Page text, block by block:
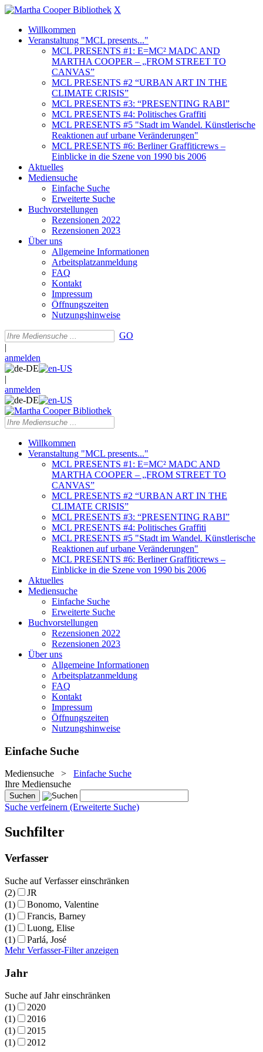
X
Willkommen
Veranstaltung "MCL presents..."
MCL PRESENTS #1: E=MC² MADC AND
MARTHA COOPER – „FROM STREET TO
CANVAS”
MCL PRESENTS #2 “URBAN ART IN THE
CLIMATE CRISIS”
MCL PRESENTS #3: “PRESENTING RABI”
MCL PRESENTS #4: Politisches Graffiti
MCL PRESENTS #5 "Stadt im Wandel. Künstlerische
Reaktionen auf urbane Veränderungen"
MCL PRESENTS #6: Berliner Graffiticrews –
Einblicke in die Szene von 1990 bis 2006
Aktuelles
Mediensuche
Einfache Suche
Erweiterte Suche
Buchvorstellungen
Rezensionen 2022
Rezensionen 2023
Über uns
Allgemeine Informationen
Arbeitsplatzanmeldung
FAQ
Kontakt
Impressum
Öffnungszeiten
Nutzungshinweise
GO
|
anmelden
|
anmelden
Willkommen
Veranstaltung "MCL presents..."
MCL PRESENTS #1: E=MC² MADC AND
MARTHA COOPER – „FROM STREET TO
CANVAS”
MCL PRESENTS #2 “URBAN ART IN THE
CLIMATE CRISIS”
MCL PRESENTS #3: “PRESENTING RABI”
MCL PRESENTS #4: Politisches Graffiti
MCL PRESENTS #5 "Stadt im Wandel. Künstlerische
Reaktionen auf urbane Veränderungen"
MCL PRESENTS #6: Berliner Graffiticrews –
Einblicke in die Szene von 1990 bis 2006
Aktuelles
Mediensuche
Einfache Suche
Erweiterte Suche
Buchvorstellungen
Rezensionen 2022
Rezensionen 2023
Über uns
Allgemeine Informationen
Arbeitsplatzanmeldung
FAQ
Kontakt
Impressum
Öffnungszeiten
Nutzungshinweise
Einfache Suche
Mediensuche > Einfache Suche
Ihre Mediensuche
Suche verfeinern (Erweiterte Suche)
Suchfilter
Verfasser
Suche auf Verfasser einschränken
(2)
JR
(1)
Bonomo, Valentine
(1)
Francis, Barney
(1)
Luong, Elise
(1)
Parlá, José
Mehr Verfasser-Filter anzeigen
Jahr
Suche auf Jahr einschränken
(1)
2020
(1)
2016
(1)
2015
(1)
2012